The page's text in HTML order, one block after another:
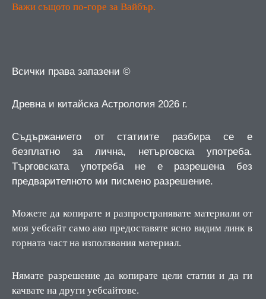
Важи същото по-горе за Вайбър.
Всички права запазени ©
Древна и китайска Астрология 2026 г.
Съдържанието от статиите разбира се е
безплатно за лична, нетърговска употреба.
Търговската употреба не е разрешена без
предварителното ми писмено разрешение.
Можете да копирате и разпространявате материали от
моя уебсайт само ако предоставяте ясно видим линк в
горната част на използвания материал.
Нямате разрешение да копирате цели статии и да ги
качвате на други уебсайтове.